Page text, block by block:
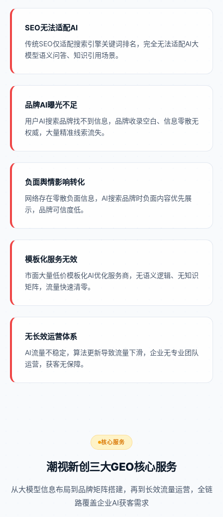
SEO无法适配AI
传统SEO仅适配搜索引擎关键词排名，完全无法适配AI大
模型语义问答、知识引用场景。
品牌AI曝光不足
用户AI搜索品牌找不到信息，品牌收录空白、信息零散无
权威，大量精准线索流失。
负面舆情影响转化
网络存在零散负面信息，AI搜索品牌时负面内容优先展
示，品牌可信度低。
模板化服务无效
市面大量低价模板化AI优化服务商，无语义逻辑、无知识
矩阵，流量快速清零。
无长效运营体系
AI流量不稳定，算法更新导致流量下滑，企业无专业团队
运营，获客无保障。
核心服务
潮视新创三大GEO核心服务
从大模型信息布局到品牌矩阵搭建，再到长效流量运营，全链
路覆盖企业AI获客需求